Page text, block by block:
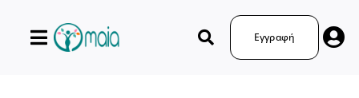
Εγγραφή